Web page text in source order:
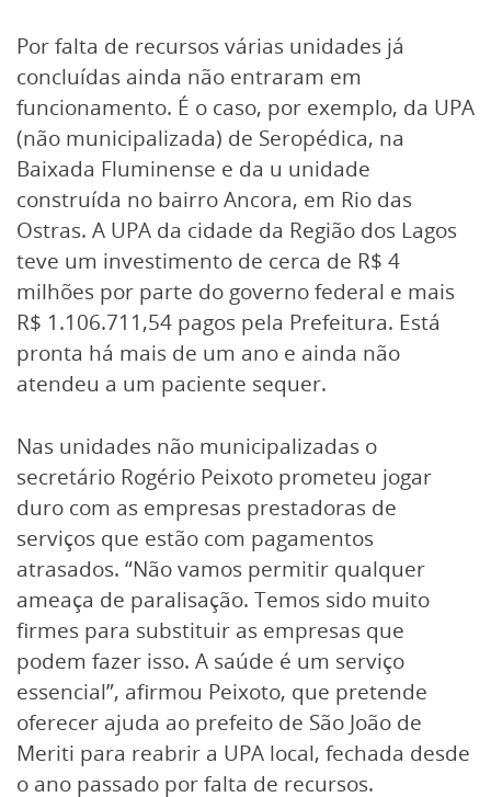
Por falta de recursos várias unidades já
concluídas ainda não entraram em
funcionamento. É o caso, por exemplo, da UPA
(não municipalizada) de Seropédica, na
Baixada Fluminense e da u unidade
construída no bairro Ancora, em Rio das
Ostras. A UPA da cidade da Região dos Lagos
teve um investimento de cerca de R$ 4
milhões por parte do governo federal e mais
R$ 1.106.711,54 pagos pela Prefeitura. Está
pronta há mais de um ano e ainda não
atendeu a um paciente sequer.
Nas unidades não municipalizadas o
secretário Rogério Peixoto prometeu jogar
duro com as empresas prestadoras de
serviços que estão com pagamentos
atrasados. “Não vamos permitir qualquer
ameaça de paralisação. Temos sido muito
firmes para substituir as empresas que
podem fazer isso. A saúde é um serviço
essencial”, afirmou Peixoto, que pretende
oferecer ajuda ao prefeito de São João de
Meriti para reabrir a UPA local, fechada desde
o ano passado por falta de recursos.